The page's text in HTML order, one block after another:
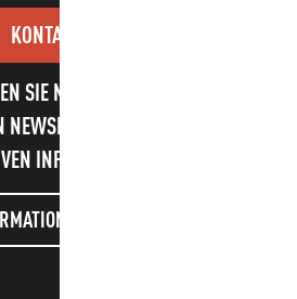
KONTAKT
SIE NICHT UNSEREN
UND UNSERE
INFORMATIONEN!
LETTER